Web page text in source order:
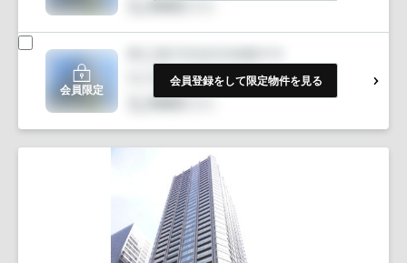
会員限定
会員登録をして限定物件を見る